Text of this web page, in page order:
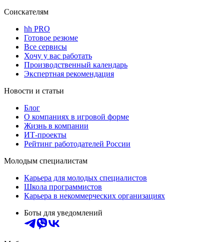
Соискателям
hh PRO
Готовое резюме
Все сервисы
Хочу у вас работать
Производственный календарь
Экспертная рекомендация
Новости и статьи
Блог
О компаниях в игровой форме
Жизнь в компании
ИТ-проекты
Рейтинг работодателей России
Молодым специалистам
Карьера для молодых специалистов
Школа программистов
Карьера в некоммерческих организациях
Боты для уведомлений